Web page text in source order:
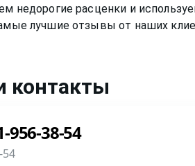
недорогие расценки и
лучшие отзывы от наших
контакты
956-38-54
54